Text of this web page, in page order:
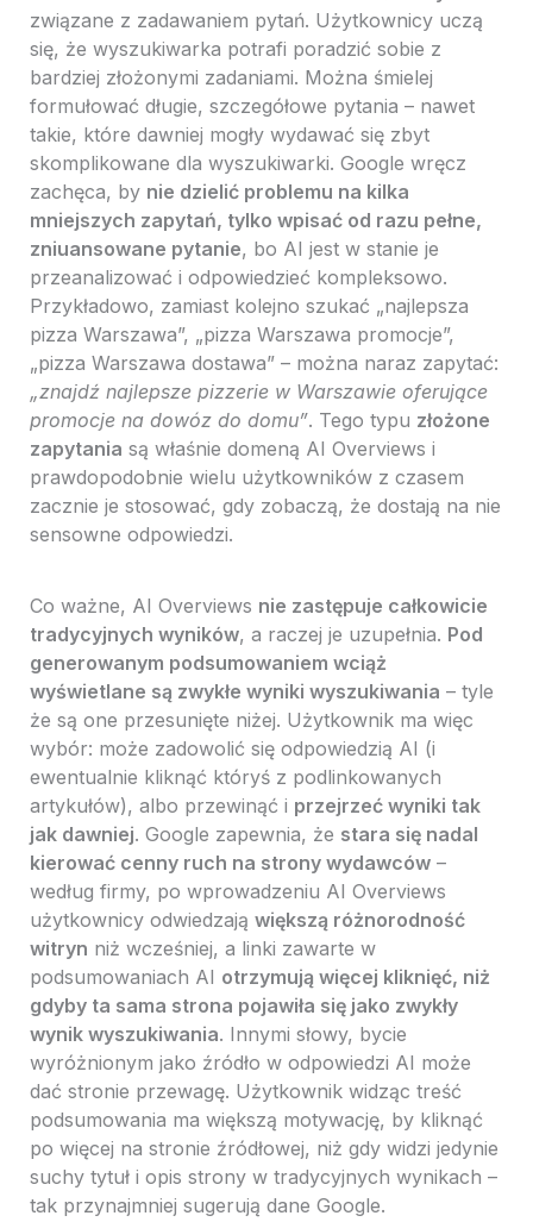
związane z zadawaniem pytań. Użytkownicy uczą
się, że wyszukiwarka potrafi poradzić sobie z
bardziej złożonymi zadaniami. Można śmielej
formułować długie, szczegółowe pytania – nawet
takie, które dawniej mogły wydawać się zbyt
skomplikowane dla wyszukiwarki. Google wręcz
zachęca, by nie dzielić problemu na kilka
mniejszych zapytań, tylko wpisać od razu pełne,
zniuansowane pytanie, bo AI jest w stanie je
przeanalizować i odpowiedzieć kompleksowo.
Przykładowo, zamiast kolejno szukać „najlepsza
pizza Warszawa”, „pizza Warszawa promocje”,
„pizza Warszawa dostawa” – można naraz zapytać:
„znajdź najlepsze pizzerie w Warszawie oferujące
promocje na dowóz do domu”. Tego typu złożone
zapytania są właśnie domeną AI Overviews i
prawdopodobnie wielu użytkowników z czasem
zacznie je stosować, gdy zobaczą, że dostają na nie
sensowne odpowiedzi.
Co ważne, AI Overviews nie zastępuje całkowicie
tradycyjnych wyników, a raczej je uzupełnia. Pod
generowanym podsumowaniem wciąż
wyświetlane są zwykłe wyniki wyszukiwania – tyle
że są one przesunięte niżej. Użytkownik ma więc
wybór: może zadowolić się odpowiedzią AI (i
ewentualnie kliknąć któryś z podlinkowanych
artykułów), albo przewinąć i przejrzeć wyniki tak
jak dawniej. Google zapewnia, że stara się nadal
kierować cenny ruch na strony wydawców–
według firmy, po wprowadzeniu AI Overviews
użytkownicy odwiedzają większą różnorodność
witryn niż wcześniej, a linki zawarte w
podsumowaniach AI otrzymują więcej kliknięć, niż
gdyby ta sama strona pojawiła się jako zwykły
wynik wyszukiwania. Innymi słowy, bycie
wyróżnionym jako źródło w odpowiedzi AI może
dać stronie przewagę. Użytkownik widząc treść
podsumowania ma większą motywację, by kliknąć
po więcej na stronie źródłowej, niż gdy widzi jedynie
suchy tytuł i opis strony w tradycyjnych wynikach –
tak przynajmniej sugerują dane Google.